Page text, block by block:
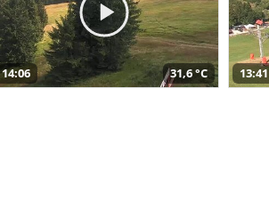
14:06 31,6 °C 13:41